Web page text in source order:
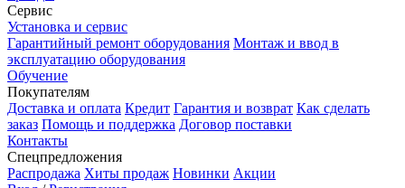
Сервис
Установка и сервис
Гарантийный ремонт оборудования Монтаж и ввод в
эксплуатацию оборудования
Обучение
Покупателям
Доставка и оплата Кредит Гарантия и возврат Как сделать
заказ Помощь и поддержка Договор поставки
Контакты
Спецпредложения
Распродажа Хиты продаж Новинки Акции